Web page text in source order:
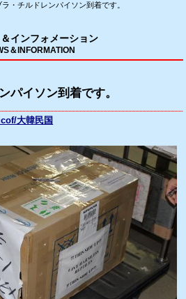
ラ・チルドレンパイソン到着です。
インフォメーション
＆INFORMATION
パイソン到着です。
大韓民国